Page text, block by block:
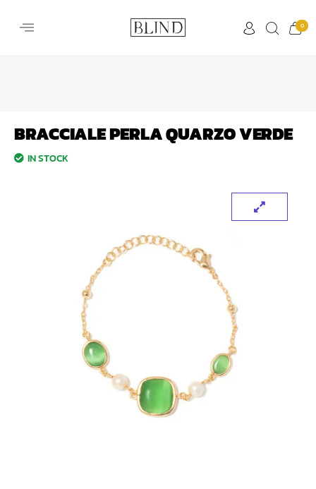
0
BRACCIALE PERLA QUARZO VERDE
IN STOCK